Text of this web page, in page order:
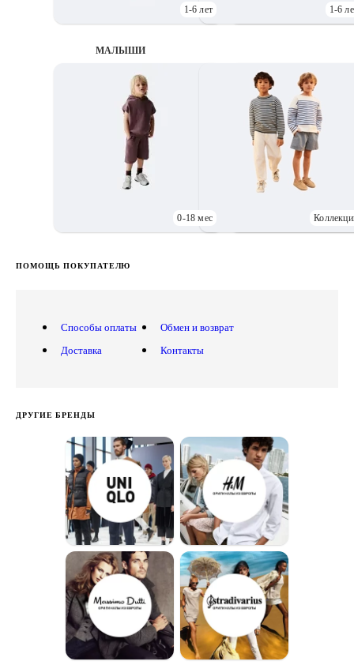
1-6 лет 1-6
МАЛЫШИ
0-18 мес
ПОМОЩЬ ПОКУПАТЕЛЮ
Способы оплаты
Доставка
Обмен и возврат
Контакты
ДРУГИЕ БРЕНДЫ